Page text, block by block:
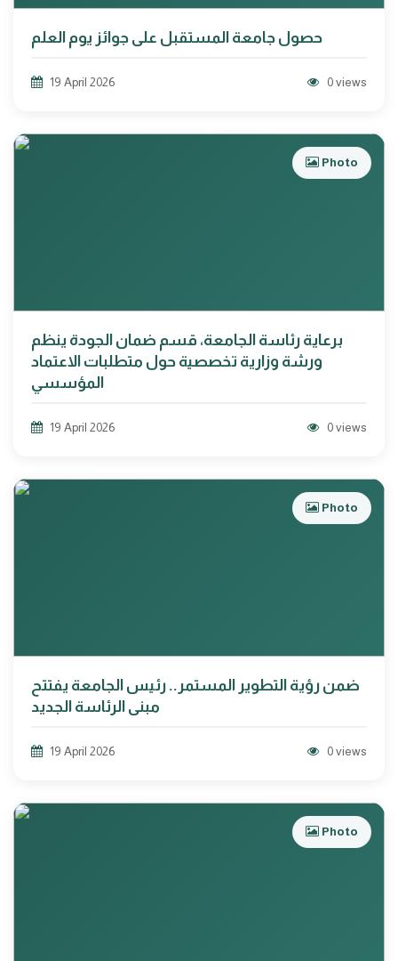
حصول جامعة المستقبل على جوائز يوم العلم
19 April 2026 0 views
Photo
برعاية رئاسة الجامعة، قسم ضمان الجودة ينظم
ورشة وزارية تخصصية حول متطلبات الاعتماد
المؤسسي
19 April 2026 0 views
Photo
ضمن رؤية التطوير المستمر.. رئيس الجامعة يفتتح
مبنى الرئاسة الجديد
19 April 2026 0 views
Photo